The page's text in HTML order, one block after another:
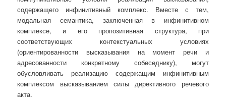
содержащего инфинитивный комплекс. Вместе с тем,
модальная семантика, заключенная в инфинитивном
комплексе, и его пропозитивная структура, при
соответствующих контекстуальных условиях
(ориентированности высказывания на момент речи и
адресованности конкретному собеседнику), могут
обусловливать реализацию содержащим инфинитивным
комплексом высказыванием силы директивного речевого
акта.